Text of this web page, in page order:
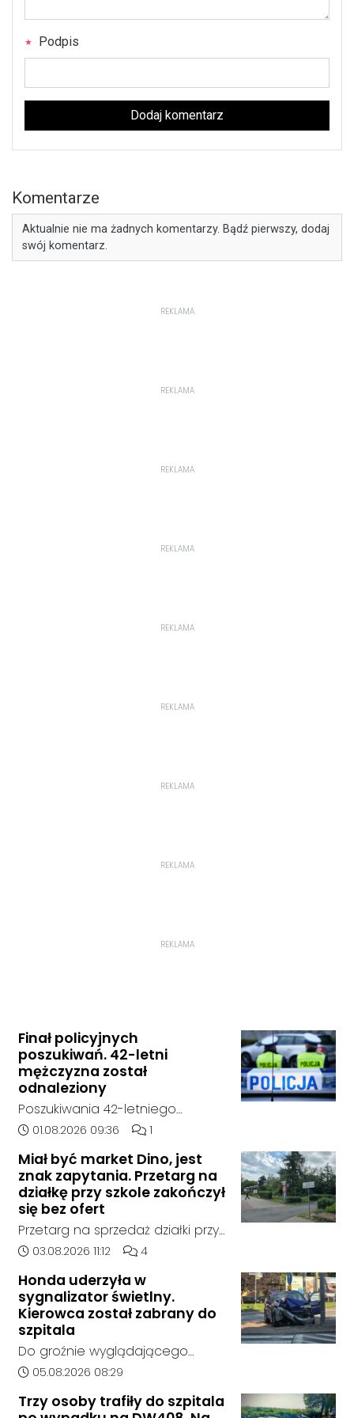
Podpis
Dodaj komentarz
Komentarze
Aktualnie nie ma żadnych komentarzy. Bądź pierwszy, dodaj
swój komentarz.
REKLAMA
REKLAMA
REKLAMA
REKLAMA
REKLAMA
REKLAMA
REKLAMA
REKLAMA
REKLAMA
Finał policyjnych
poszukiwań. 42-letni
mężczyzna został
odnaleziony
Poszukiwania 42-letniego
mężczyzny zostały zakończone.
policja, został on odnaleziony w
sobotę, 1 sierpnia, na terenie
kompleksu leśnego w powiecie
raciborskim, w województwie
śląskim.
Data dodania artykułu:
01.08.2026 09:36 Liczba komentarzy artykułu:
1
Miał być market Dino, jest
znak zapytania. Przetarg na
działkę przy szkole zakończył
się bez ofert
Przetarg na sprzedaż działki przy
Zespole Szkół Technicznych i
Kędzierzynie-Koźlu zakończył się
bez rozstrzygnięcia. Mimo
wcześniejszego zainteresowania
terenem ze strony sieci Dino, do
postępowania nie zgłosił się
żaden oferent.
Data dodania artykułu:
03.08.2026 11:12 Liczba komentarzy artykułu:
4
Honda uderzyła w
sygnalizator świetlny.
Kierowca został zabrany do
szpitala
Do groźnie wyglądającego
zdarzenia drogowego doszło w
godziny 6:30 kierujący
Data dodania artykułu:
05.08.2026 08:29
Trzy osoby trafiły do szpitala